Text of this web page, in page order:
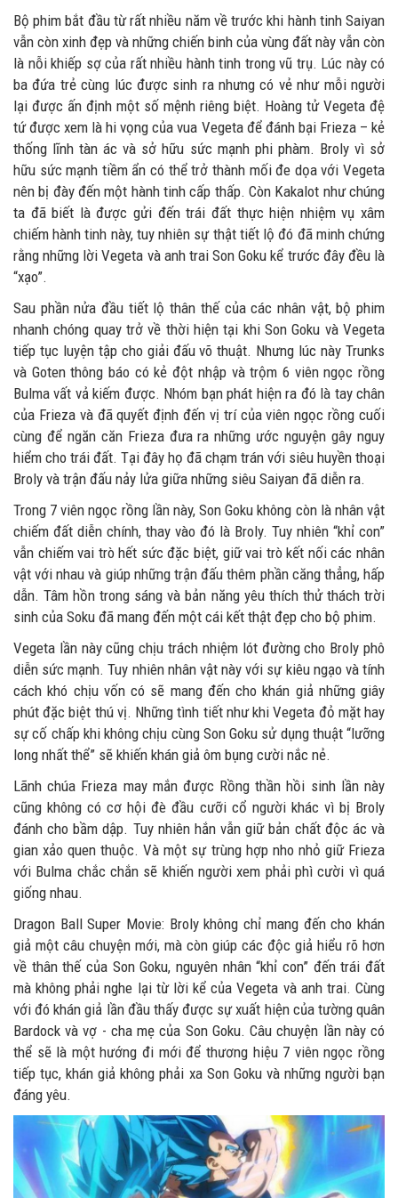
Bộ phim bắt đầu từ rất nhiều năm về trước khi hành tinh Saiyan
vẫn còn xinh đẹp và những chiến binh của vùng đất này vẫn còn
là nỗi khiếp sợ của rất nhiều hành tinh trong vũ trụ. Lúc này có
ba đứa trẻ cùng lúc được sinh ra nhưng có vẻ như mỗi người
lại được ấn định một số mệnh riêng biệt. Hoàng tử Vegeta đệ
tứ được xem là hi vọng của vua Vegeta để đánh bại Frieza – kẻ
thống lĩnh tàn ác và sở hữu sức mạnh phi phàm. Broly vì sở
hữu sức mạnh tiềm ẩn có thể trở thành mối đe dọa với Vegeta
nên bị đày đến một hành tinh cấp thấp. Còn Kakalot như chúng
ta đã biết là được gửi đến trái đất thực hiện nhiệm vụ xâm
chiếm hành tinh này, tuy nhiên sự thật tiết lộ đó đã minh chứng
rằng những lời Vegeta và anh trai Son Goku kể trước đây đều là
“xạo”.
Sau phần nửa đầu tiết lộ thân thế của các nhân vật, bộ phim
nhanh chóng quay trở về thời hiện tại khi Son Goku và Vegeta
tiếp tục luyện tập cho giải đấu võ thuật. Nhưng lúc này Trunks
và Goten thông báo có kẻ đột nhập và trộm 6 viên ngọc rồng
Bulma vất vả kiếm được. Nhóm bạn phát hiện ra đó là tay chân
của Frieza và đã quyết định đến vị trí của viên ngọc rồng cuối
cùng để ngăn căn Frieza đưa ra những ước nguyện gây nguy
hiểm cho trái đất. Tại đây họ đã chạm trán với siêu huyền thoại
Broly và trận đấu nảy lửa giữa những siêu Saiyan đã diễn ra.
Trong 7 viên ngọc rồng lần này, Son Goku không còn là nhân vật
chiếm đất diễn chính, thay vào đó là Broly. Tuy nhiên “khỉ con”
vẫn chiếm vai trò hết sức đặc biệt, giữ vai trò kết nối các nhân
vật với nhau và giúp những trận đấu thêm phần căng thẳng, hấp
dẫn. Tâm hồn trong sáng và bản năng yêu thích thử thách trời
sinh của Soku đã mang đến một cái kết thật đẹp cho bộ phim.
Vegeta lần này cũng chịu trách nhiệm lót đường cho Broly phô
diễn sức mạnh. Tuy nhiên nhân vật này với sự kiêu ngạo và tính
cách khó chịu vốn có sẽ mang đến cho khán giả những giây
phút đặc biệt thú vị. Những tình tiết như khi Vegeta đỏ mặt hay
sự cố chấp khi không chịu cùng Son Goku sử dụng thuật “lưỡng
long nhất thể” sẽ khiến khán giả ôm bụng cười nắc nẻ.
Lãnh chúa Frieza may mắn được Rồng thần hồi sinh lần này
cũng không có cơ hội đè đầu cưỡi cổ người khác vì bị Broly
đánh cho bầm dập. Tuy nhiên hắn vẫn giữ bản chất độc ác và
gian xảo quen thuộc. Và một sự trùng hợp nho nhỏ giữ Frieza
với Bulma chắc chắn sẽ khiến người xem phải phì cười vì quá
giống nhau.
Dragon Ball Super Movie: Broly không chỉ mang đến cho khán
giả một câu chuyện mới, mà còn giúp các độc giả hiểu rõ hơn
về thân thế của Son Goku, nguyên nhân “khỉ con” đến trái đất
mà không phải nghe lại từ lời kể của Vegeta và anh trai. Cùng
với đó khán giả lần đầu thấy được sự xuất hiện của tường quân
Bardock và vợ - cha mẹ của Son Goku. Câu chuyện lần này có
thể sẽ là một hướng đi mới để thương hiệu 7 viên ngọc rồng
tiếp tục, khán giả không phải xa Son Goku và những người bạn
đáng yêu.